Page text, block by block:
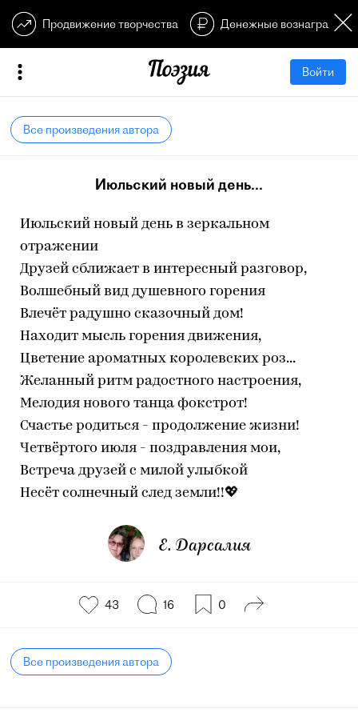
Продвижение творчества Денежные
Войти
Все произведения автора
Июльский новый день...
Июльский новый день в зеркальном
отражении
Друзей сближает в интересный разговор,
Волшебный вид душевного горения
Влечёт радушно сказочный дом!
Находит мысль горения движения,
Цветение ароматных королевских роз...
Желанный ритм радостного настроения,
Мелодия нового танца фокстрот!
Счастье родиться - продолжение жизни!
Четвёртого июля - поздравления мои,
Встреча друзей с милой улыбкой
Несёт солнечный след земли!!💖
Е. Дарсалия
43 16 0
Все произведения автора